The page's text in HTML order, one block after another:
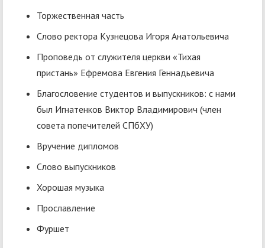
Торжественная часть
Слово ректора Кузнецова Игоря Анатольевича
Проповедь от служителя церкви «Тихая
пристань» Ефремова Евгения Геннадьевича
Благословение студентов и выпускников: с нами
был Игнатенков Виктор Владимирович (член
совета попечителей СПбХУ)
Вручение дипломов
Слово выпускников
Хорошая музыка
Прославление
Фуршет